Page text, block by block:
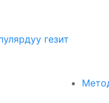
гезит